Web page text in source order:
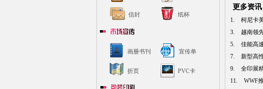
信封 纸杯
画册书刊 宣传单
折页 PVC卡
更多资讯
1. 柯尼卡
3.
越南领
5.
佳能高
7.
新型高
9.
全印展
11.
WWF